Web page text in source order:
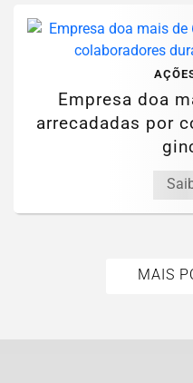
Empresa doa
arrecadadas por
MAIS